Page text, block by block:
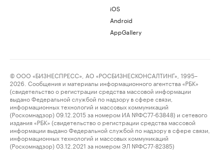
iOS
Android
AppGallery
© ООО «БИЗНЕСПРЕСС», АО «РОСБИЗНЕСКОНСАЛТИНГ», 1995–
2026. Сообщения и материалы информационного агентства «РБК»
(свидетельство о регистрации средства массовой информации
выдано Федеральной службой по надзору в сфере связи,
информационных технологий и массовых коммуникаций
(Роскомнадзор) 09.12.2015 за номером ИА №ФС77-63848) и сетевого
издания «РБК» (свидетельство о регистрации средства массовой
информации выдано Федеральной службой по надзору в сфере связи,
информационных технологий и массовых коммуникаций
(Роскомнадзор) 03.12.2021 за номером ЭЛ №ФС77-82385)